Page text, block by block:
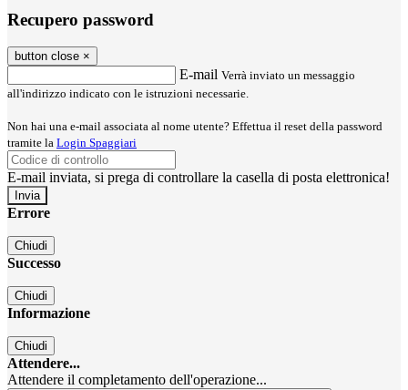
Recupero password
button close ×
E-mail Verrà inviato un messaggio
all'indirizzo indicato con le istruzioni necessarie.
Non hai una e-mail associata al nome utente? Effettua il reset della password
tramite la Login Spaggiari
E-mail inviata, si prega di controllare la casella di posta elettronica!
Errore
Chiudi
Successo
Chiudi
Informazione
Chiudi
Attendere...
Attendere il completamento dell'operazione...